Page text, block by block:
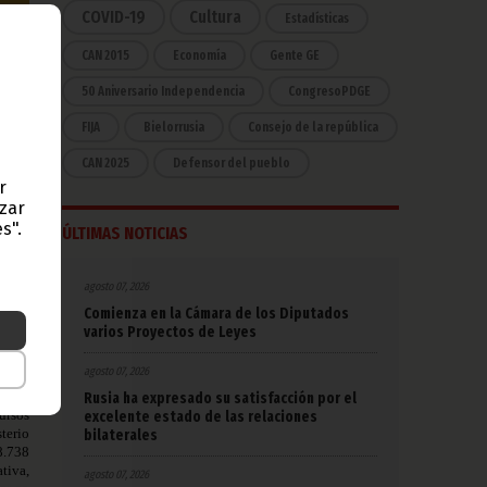
los
140
de
COVID-19 Cultura Estadísticas
CAN 2015 Economía Gente GE
50 Aniversario Independencia CongresoPDGE
FIJA Bielorrusia Consejo de la república
CAN 2025 Defensor del pueblo
ÚLTIMAS NOTICIAS
agosto 07, 2026
Comienza en la Cámara de los Diputados
varios Proyectos de Leyes
agosto 07, 2026
Rusia ha expresado su satisfacción por el
excelente estado de las relaciones
bilaterales
agosto 07, 2026